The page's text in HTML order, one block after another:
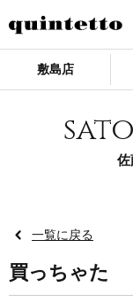
敷島店
佐
一覧に戻る
買っちゃた